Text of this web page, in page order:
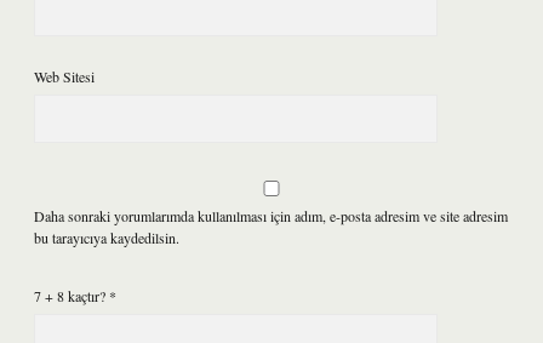
Web Sitesi
Daha sonraki yorumlarımda kullanılması için adım, e-posta adresim ve site adresim
bu tarayıcıya kaydedilsin.
7 + 8 kaçtır? *